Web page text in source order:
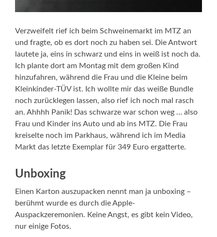
Verzweifelt rief ich beim Schweinemarkt im MTZ an
und fragte, ob es dort noch zu haben sei. Die Antwort
lautete ja, eins in schwarz und eins in weiß ist noch da.
Ich plante dort am Montag mit dem großen Kind
hinzufahren, während die Frau und die Kleine beim
Kleinkinder-TÜV ist. Ich wollte mir das weiße Bundle
noch zurücklegen lassen, also rief ich noch mal rasch
an. Ahhhh Panik! Das schwarze war schon weg … also
Frau und Kinder ins Auto und ab ins MTZ. Die Frau
kreiselte noch im Parkhaus, während ich im Media
Markt das letzte Exemplar für 349 Euro ergatterte.
Unboxing
Einen Karton auszupacken nennt man ja unboxing –
berühmt wurde es durch die Apple-
Auspackzeremonien. Keine Angst, es gibt kein Video,
nur einige Fotos.